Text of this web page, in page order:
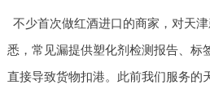
不少首次做红酒进口的商家，对天
悉，常见漏提供塑化剂检测报告、标
直接导致货物扣港。此前我们服务的